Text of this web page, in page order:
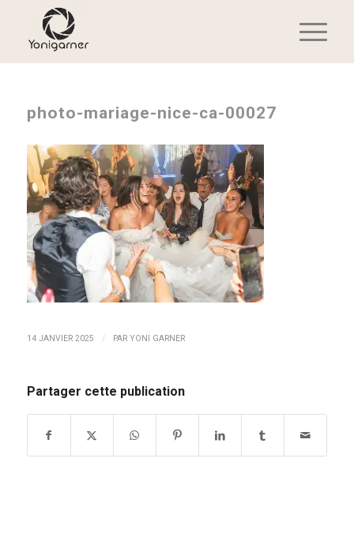
photo-mariage-nice-ca-00027
14 JANVIER 2025 / PAR YONI GARNER
Partager cette publication